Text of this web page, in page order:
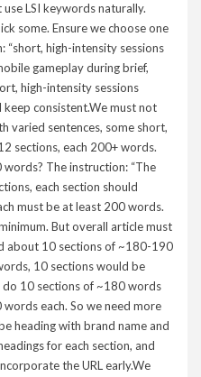
LSI keywords naturally.
some. Ensure we choose one
high-intensity sessions
gameplay during brief,
high-intensity sessions
keep consistent.We must not
varied sentences, some short,
sections, each 200+ words.
The instruction: “The
each section should
must be at least 200 words.
But overall article must
about 10 sections of ~180-190
10 sections would be
do 10 sections of ~180 words
each. So we need more
heading with brand name and
for each section, and
the URL early.We